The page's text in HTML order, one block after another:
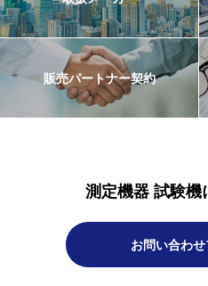
販売パートナー契約
測定機器 試験機
お問い合わ